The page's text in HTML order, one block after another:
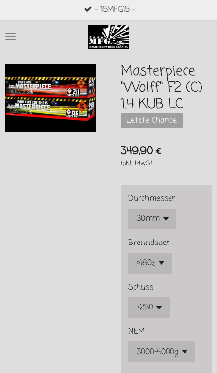
springen
- 15MFG15 -
Masterpiece
"Wolff" F2 (C)
1.4 KUB LC
Letzte Chance
349,90 €
inkl. MwSt
Durchmesser
Brenndauer
Schuss
NEM